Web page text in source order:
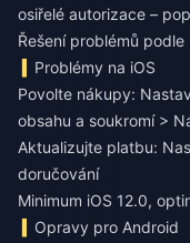
osiřelé autorizace –
Řešení problémů
Problémy na iOS
Povolte nákupy:
obsahu a soukromí >
Aktualizujte platbu:
doručování
Minimum iOS 12.0,
Opravy pro Android